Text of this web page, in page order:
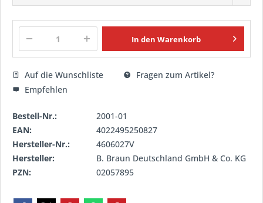
In den Warenkorb
Auf die Wunschliste
Fragen zum Artikel?
Empfehlen
Bestell-Nr.:
2001-01
EAN:
4022495250827
Hersteller-Nr.:
4606027V
Hersteller:
B. Braun Deutschland GmbH & Co. KG
PZN:
02057895